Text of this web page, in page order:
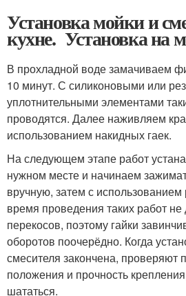
Установка мойки и
кухне. Установка на
В прохладной воде замачиваем
10 минут. С силиконовыми или
уплотнительными элементами
проводятся. Далее наживляем
использованием накидных гаек.
На следующем этапе работ
нужном месте и начинаем
вручную, затем с
время проведения таких работ
перекосов, поэтому гайки
оборотов поочерёдно. Когда
смесителя закончена, проверяют
положения и прочность
шататься.